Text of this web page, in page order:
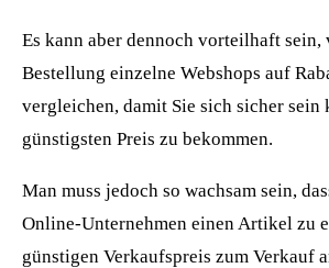
Es kann aber dennoch vorteilhaft sein,
Bestellung einzelne Webshops auf
vergleichen, damit Sie sich sicher sein
günstigsten Preis zu bekommen.
Man muss jedoch so wachsam sein,
Online-Unternehmen einen Artikel zu
günstigen Verkaufspreis zum Verkauf